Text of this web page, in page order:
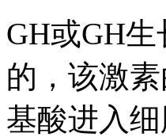
GH或GH
的，该激
基酸进入